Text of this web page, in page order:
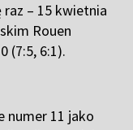
raz – 15 kwietnia
Rouen
(7:5, 6:1).
numer 11 jako